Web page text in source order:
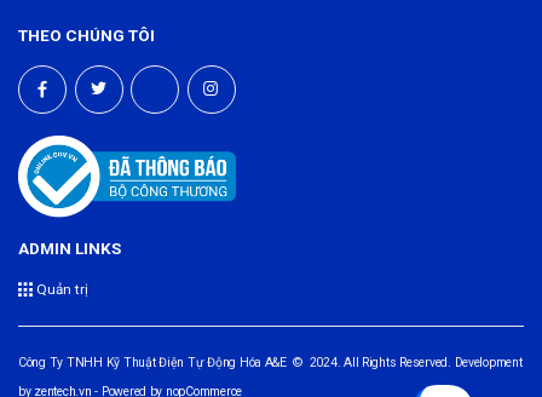
THEO CHÚNG TÔI
ADMIN LINKS
Quản trị
Công Ty TNHH Kỹ Thuật Điện Tự Động Hóa A&E © 2024. All Rights Reserved. Development
by zentech.vn - Powered by nopCommerce